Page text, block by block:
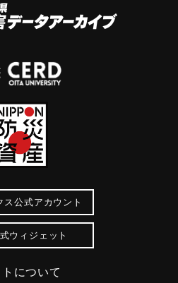
ス公式アカウント
ウィジェット
について